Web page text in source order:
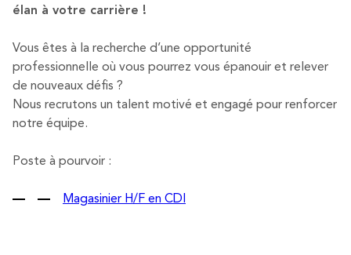
élan à votre carrière !
Vous êtes à la recherche d’une opportunité
professionnelle où vous pourrez vous épanouir et relever
de nouveaux défis ?
Nous recrutons un talent motivé et engagé pour renforcer
notre équipe.
Poste à pourvoir :
Magasinier H/F en CDI